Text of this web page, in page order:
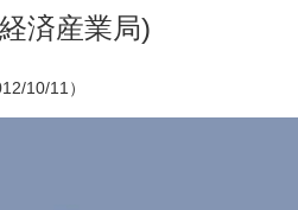
済産業局)
10/11）